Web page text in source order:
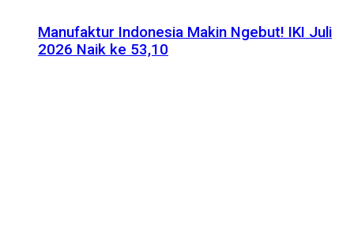
Manufaktur Indonesia Makin Ngebut! IKI Juli
2026 Naik ke 53,10